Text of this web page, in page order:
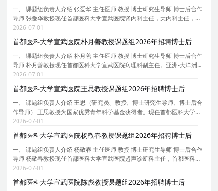
一、 课题组负责人介绍 张爱华 主任医师 教授 博士研究生导师 博士后合作
导师 张爱华教授现任首都医科大学宣武医院肾内科主任，大内科主任，内
科教研室主任。中国医师协会肾脏内科医师分会委员，中国人体健康科技
促进会血液净化专委会主任委员，北京医学会血
2026-07-01
首都医科大学宣武医院朴月善教授课题组2026年招聘博士后
一、 课题组负责人介绍 朴月善 主任医师 教授 博士研究生导师 博士后合作
导师 朴月善教授现任首都医科大学宣武医院病理科副主任。亚洲-大洋洲神
经病理学会理事。中华医学会神经病学分会神经病理学组副组长，中华医
学会病理学分会脑神经病理学组指导专家，中
2026-07-01
首都医科大学宣武医院王思教授课题组2026年招聘博士后
一、 课题组负责人介绍 王思（研究员、教授、博士研究生导师、博士后合
作导师） 王思教授为国家优秀青年科学基金获得者。现任首都医科大学宣
武医院衰老转化医学中心执行主任，中国遗传学会衰老遗传学分会秘书长
等。 主要研究方向为衰老与再生医学。致力于利
2026-07-01
首都医科大学宣武医院杨敬春教授课题组2026年招聘博士后
一、 课题组负责人介绍 杨敬春 主任医师 教授 博士研究生导师 博士后合作
导师 杨敬春教授现任首都医科大学宣武医院超声诊断科主任，首都医科大
学超声医学系副主任、宣武医院超声医学住陪基地主任、科技部项目评审
专家、北京市科委人才项目专家、北京市高级职
2026-07-01
首都医科大学宣武医院陈彪教授课题组2026年招聘博士后